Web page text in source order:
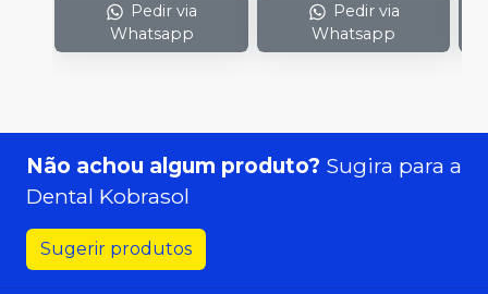
Pedir via
Whatsapp
Pedir via
Whatsapp
Não achou algum produto? Sugira para a
Dental Kobrasol
Sugerir produtos